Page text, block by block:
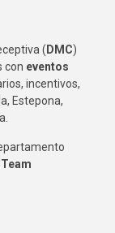
( DMC)
con eventos
incentivos,
Estepona,